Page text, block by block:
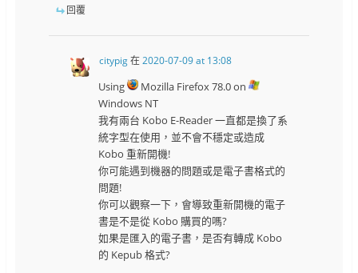
回覆
citypig在2020-07-09 at 13:08
Using
Mozilla Firefox 78.0 on
Windows NT
我有兩台 Kobo E-Reader 一直都是換了系
統字型在使用，並不會不穩定或造成
Kobo 重新開機!
你可能遇到機器的問題或是電子書格式的
問題!
你可以觀察一下，會導致重新開機的電子
書是不是從 Kobo 購買的嗎?
如果是匯入的電子書，是否有轉成 Kobo
的 Kepub 格式?